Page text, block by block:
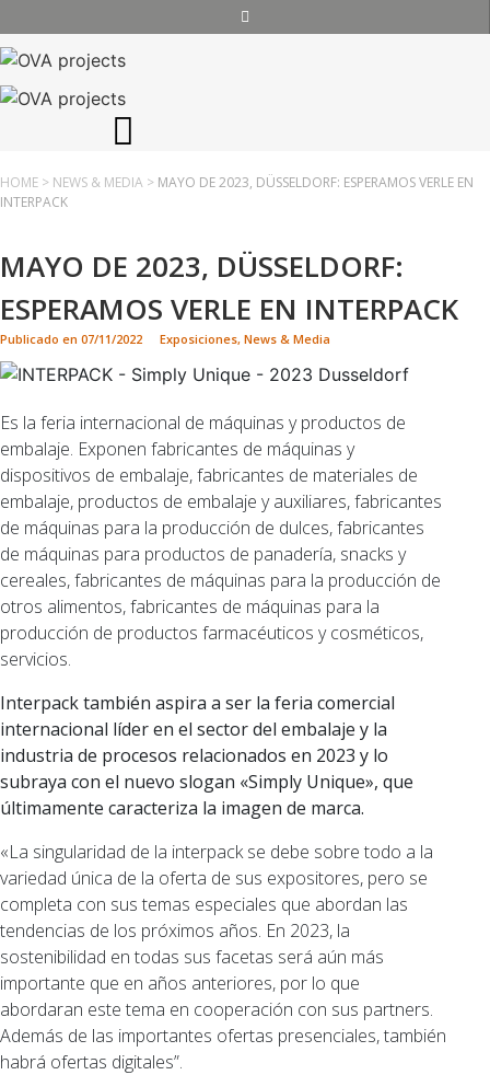
HOME > NEWS & MEDIA > MAYO DE 2023, DÜSSELDORF: ESPERAMOS VERLE EN
INTERPACK
MAYO DE 2023, DÜSSELDORF:
ESPERAMOS VERLE EN INTERPACK
Publicado en 07/11/2022 Exposiciones, News & Media
Es la feria internacional de máquinas y productos de
embalaje. Exponen fabricantes de máquinas y
dispositivos de embalaje, fabricantes de materiales de
embalaje, productos de embalaje y auxiliares, fabricantes
de máquinas para la producción de dulces, fabricantes
de máquinas para productos de panadería, snacks y
cereales, fabricantes de máquinas para la producción de
otros alimentos, fabricantes de máquinas para la
producción de productos farmacéuticos y cosméticos,
servicios.
Interpack también aspira a ser la feria comercial
internacional líder en el sector del embalaje y la
industria de procesos relacionados en 2023 y lo
subraya con el nuevo slogan «Simply Unique», que
últimamente caracteriza la imagen de marca.
«La singularidad de la interpack se debe sobre todo a la
variedad única de la oferta de sus expositores, pero se
completa con sus temas especiales que abordan las
tendencias de los próximos años. En 2023, la
sostenibilidad en todas sus facetas será aún más
importante que en años anteriores, por lo que
abordaran este tema en cooperación con sus partners.
Además de las importantes ofertas presenciales, también
habrá ofertas digitales”.